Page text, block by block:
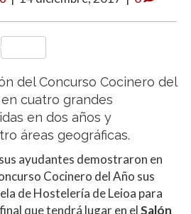
C
o
ti
del Concurso Cocinero del
cuatro grandes
en dos años y
áreas geográficas.
ayudantes demostraron en
Cocinero del Año sus
de Hostelería de Leioa para
que tendrá lugar en elSalón